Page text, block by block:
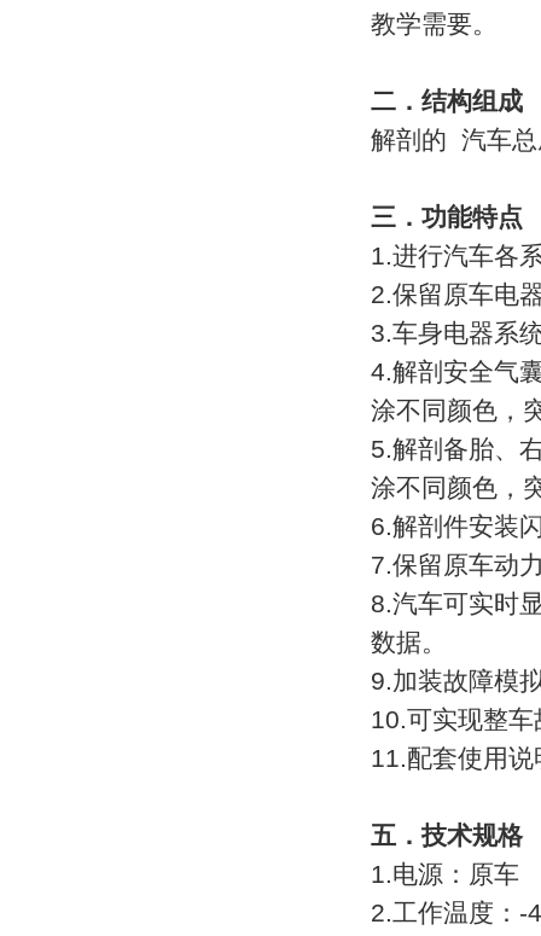
教学需要。
二．结构组成
解剖的 汽车
三．功能特点
1.进行汽车各
2.保留原车电
3.车身电器系
4.解剖安全气
涂不同颜色，
5.解剖备胎、
涂不同颜色，
6.解剖件安装
7.保留原车动
8.汽车可实时
数据。
9.加装故障模
10.可实现整
11.配套使用
五．技术规格
1.电源：原车
2.工作温度：